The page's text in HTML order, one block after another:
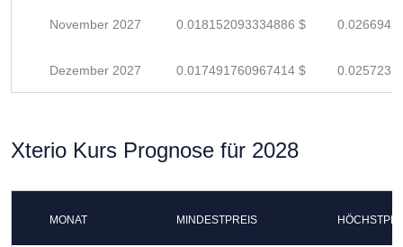
November 2027 0.018152093334886 $
Dezember 2027 0.017491760967414 $
Xterio Kurs Prognose für 2028
MONAT MINDESTPREIS